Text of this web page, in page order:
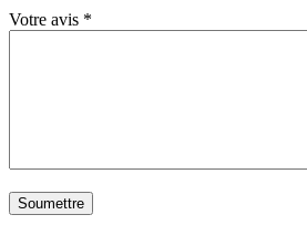
Votre avis *